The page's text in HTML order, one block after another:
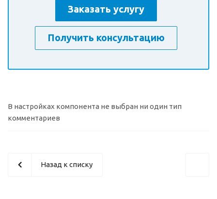
Заказать услугу
Получить консультацию
В настройках компонента не выбран ни один тип
комментариев
Назад к списку